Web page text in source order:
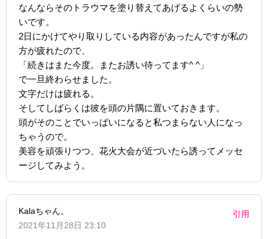
なんならそのトラウマを塗り替えてあげるよくらいの勢
いです。
2日にかけてやり取りしている内容があったんですが私の
方が疲れたので、
「続きはまた今度。またお誘い待ってます^ ^」
で一旦終わらせました。
文字だけは疲れる。
そしてしばらくは彼を頭の片隅に置いておきます。
頭がそのことでいっぱいになると私つまらない人になっ
ちゃうので。
美容を頑張りつつ、花火大会が近づいたら誘ってメッセ
ージしてみよう。
Kalaちゃん。
2021年11月28日 23:10
引用